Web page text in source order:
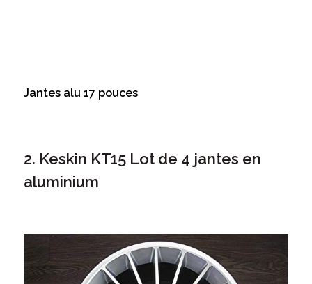
Jantes alu 17 pouces
2. Keskin KT15 Lot de 4 jantes en
aluminium